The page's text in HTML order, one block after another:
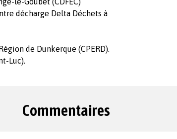
décharge Delta Déchets à
de Dunkerque (CPERD).
Luc).
Commentaires